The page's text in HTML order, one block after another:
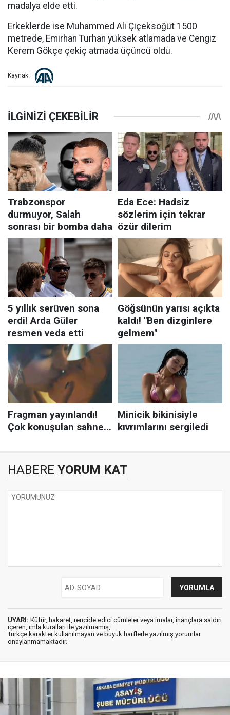
madalya elde etti.
Erkeklerde ise Muhammed Ali Çiçeksöğüt 1500
metrede, Emirhan Turhan yüksek atlamada ve Cengiz
Kerem Gökçe çekiç atmada üçüncü oldu.
Kaynak:
HABERE YORUM KAT
UYARI: Küfür, hakaret, rencide edici cümleler veya imalar, inançlara saldırı
içeren, imla kuralları ile yazılmamış,
Türkçe karakter kullanılmayan ve büyük harflerle yazılmış yorumlar
onaylanmamaktadır.